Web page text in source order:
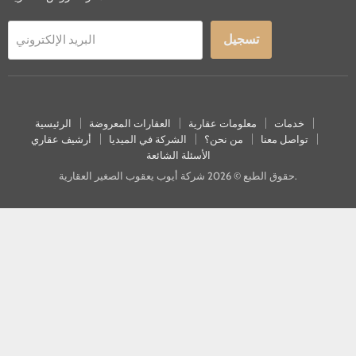
البريد الإلكتروني تسجيل
الرئيسية العقارات المعروضة معلومات عقارية
خدمات
أرشيف عقاري
الشركة في الميديا من نحن؟
تواصل معنا
الأسئلة الشائعة
حقوق الطبع © 2026 شركة أيوب يعقوب الصغير العقارية.